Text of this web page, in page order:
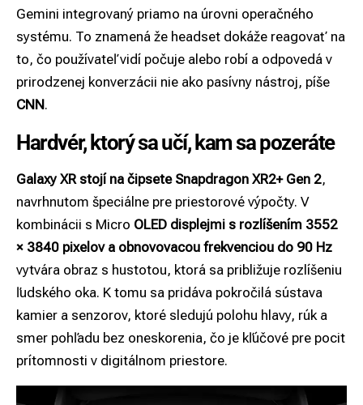
Gemini integrovaný priamo na úrovni operačného
systému. To znamená že headset dokáže reagovať na
to, čo používateľ vidí počuje alebo robí a odpovedá v
prirodzenej konverzácii nie ako pasívny nástroj, píše
CNN.
Hardvér, ktorý sa učí, kam sa pozeráte
Galaxy XR stojí na čipsete Snapdragon XR2+ Gen 2,
navrhnutom špeciálne pre priestorové výpočty. V
kombinácii s Micro OLED displejmi s rozlíšením 3552
× 3840 pixelov a obnovovacou frekvenciou do 90 Hz
vytvára obraz s hustotou, ktorá sa približuje rozlíšeniu
ľudského oka. K tomu sa pridáva pokročilá sústava
kamier a senzorov, ktoré sledujú polohu hlavy, rúk a
smer pohľadu bez oneskorenia, čo je kľúčové pre pocit
prítomnosti v digitálnom priestore.